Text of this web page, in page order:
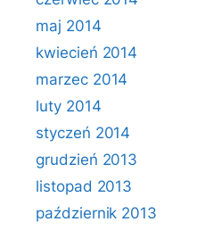
maj 2014
kwiecień 2014
marzec 2014
luty 2014
styczeń 2014
grudzień 2013
listopad 2013
październik 2013